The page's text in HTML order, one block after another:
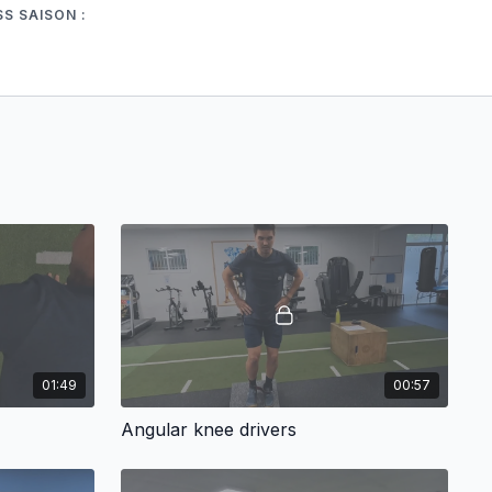
SAISON :
01:49 00:57
Angular knee drivers